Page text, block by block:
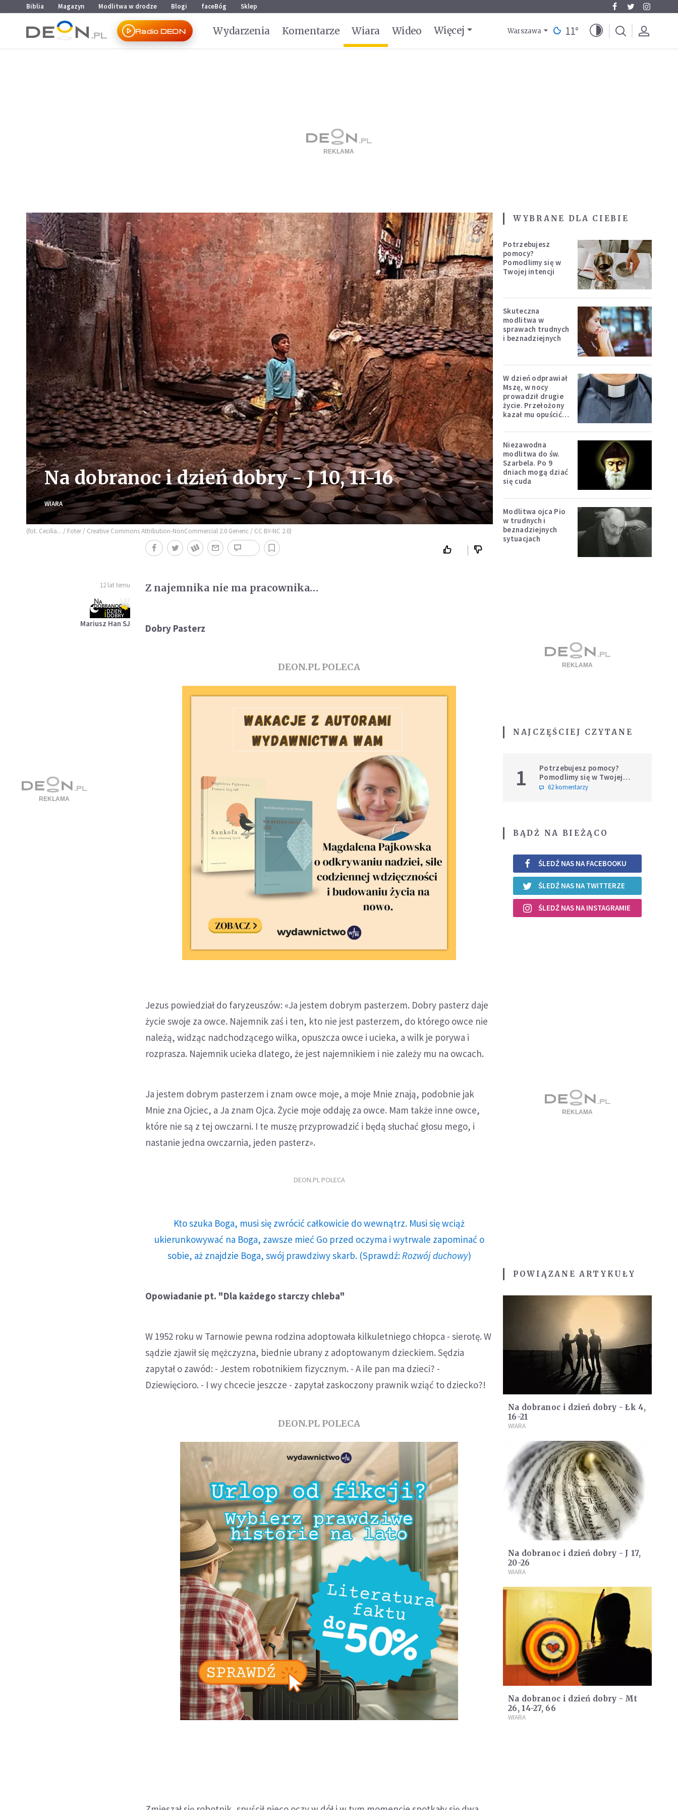
Przejdź do menu głównego
Przejdź do treści
Biblia Magazyn Modlitwa w drodze Blogi faceBóg Sklep
Radio DEON Wydarzenia Komentarze Wiara Wideo Więcej Warszawa 11°
Na dobranoc i dzień dobry - J 10, 11-16
WIARA
(fot. Cecilia... / Foter / Creative Commons Attribution-NonCommercial 2.0 Generic / CC BY-NC 2.0)
12 lat temu
Mariusz Han SJ
Z najemnika nie ma pracownika…
Dobry Pasterz
DEON.PL POLECA
Jezus powiedział do faryzeuszów: «Ja jestem dobrym pasterzem. Dobry pasterz daje
życie swoje za owce. Najemnik zaś i ten, kto nie jest pasterzem, do którego owce nie
należą, widząc nadchodzącego wilka, opuszcza owce i ucieka, a wilk je porywa i
rozprasza. Najemnik ucieka dlatego, że jest najemnikiem i nie zależy mu na owcach.
Ja jestem dobrym pasterzem i znam owce moje, a moje Mnie znają, podobnie jak
Mnie zna Ojciec, a Ja znam Ojca. Życie moje oddaję za owce. Mam także inne owce,
które nie są z tej owczarni. I te muszę przyprowadzić i będą słuchać głosu mego, i
nastanie jedna owczarnia, jeden pasterz».
DEON.PL POLECA
Kto szuka Boga, musi się zwrócić całkowicie do wewnątrz. Musi się wciąż
ukierunkowywać na Boga, zawsze mieć Go przed oczyma i wytrwale zapominać o
sobie, aż znajdzie Boga, swój prawdziwy skarb. (Sprawdź: Rozwój duchowy)
Opowiadanie pt. "Dla każdego starczy chleba"
W 1952 roku w Tarnowie pewna rodzina adoptowała kilkuletniego chłopca - sierotę. W
sądzie zjawił się mężczyzna, biednie ubrany z adoptowanym dzieckiem. Sędzia
zapytał o zawód: - Jestem robotnikiem fizycznym. - A ile pan ma dzieci? -
Dziewięcioro. - I wy chcecie jeszcze - zapytał zaskoczony prawnik wziąć to dziecko?!
DEON.PL POLECA
WYBRANE DLA CIEBIE
Potrzebujesz
pomocy?
Pomodlimy się w
Twojej intencji
Skuteczna
modlitwa w
sprawach trudnych
i beznadziejnych
W dzień odprawiał
Mszę, w nocy
prowadził drugie
życie. Przełożony
kazał mu opuścić
Niezawodna
modlitwa do św.
Szarbela. Po 9
dniach mogą dziać
się cuda
Modlitwa ojca Pio
w trudnych i
beznadziejnych
sytuacjach
NAJCZĘŚCIEJ CZYTANE
1
Potrzebujesz pomocy?
Pomodlimy się w Twojej
intencji
62 komentarzy
BĄDŹ NA BIEŻĄCO
ŚLEDŹ NAS NA FACEBOOKU
ŚLEDŹ NAS NA TWITTERZE
ŚLEDŹ NAS NA INSTAGRAMIE
POWIĄZANE ARTYKUŁY
Na dobranoc i dzień dobry - Łk 4,
16-21
WIARA
Na dobranoc i dzień dobry - J 17,
20-26
WIARA
Na dobranoc i dzień dobry - Mt
26, 14-27, 66
WIARA